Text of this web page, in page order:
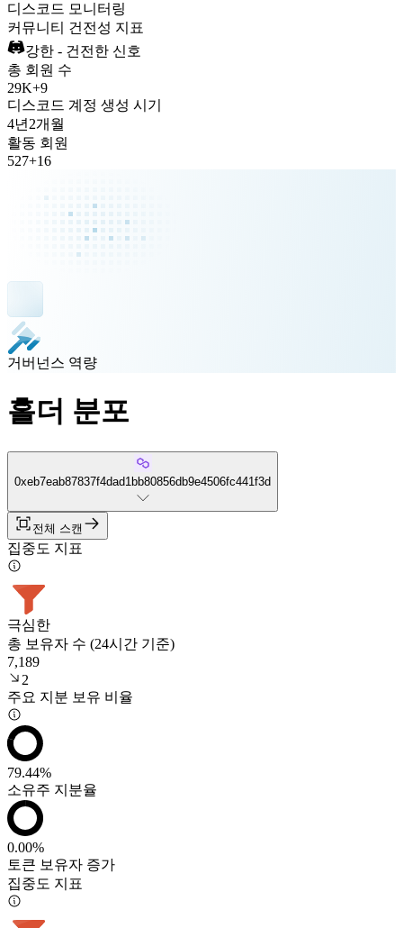
디스코드 모니터링
커뮤니티 건전성 지표
강한 - 건전한 신호
총 회원 수
29K+9
디스코드 계정 생성 시기
4년 2개월
활동 회원
527+16
거버넌스 역량
홀더 분포
0xeb7eab87837f4dad1bb80856db9e4506fc441f3d
전체 스캔
집중도 지표
극심한
총 보유자 수 (24시간 기준)
7,189
2
주요 지분 보유 비율
79.44%
소유주 지분율
0.00%
토큰 보유자 증가
집중도 지표